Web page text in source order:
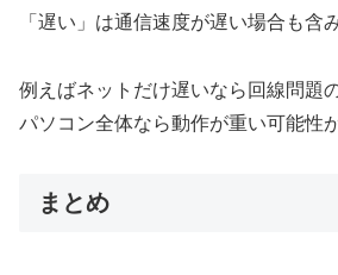
「遅い」は通信速度が遅い場合も含
例えばネットだけ遅いなら回線問題
パソコン全体なら動作が重い可能性
まとめ